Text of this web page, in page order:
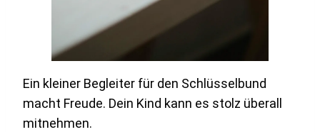
Ein kleiner Begleiter für den Schlüsselbund
macht Freude. Dein Kind kann es stolz überall
mitnehmen.